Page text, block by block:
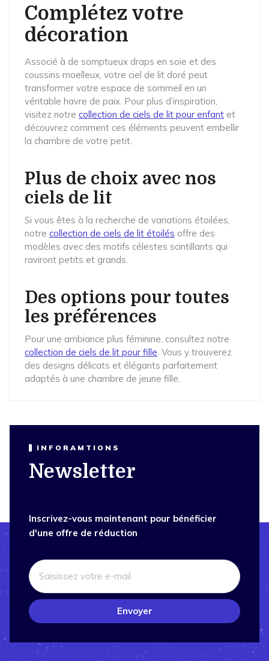
Complétez votre
décoration
Associé à de somptueux draps en soie et des
coussins moelleux, votre ciel de lit doré peut
transformer votre espace de sommeil en un
véritable havre de paix. Pour plus d’inspiration,
visitez notre collection de ciels de lit pour enfant et
découvrez comment ces éléments peuvent embellir
la chambre de votre petit.
Plus de choix avec nos
ciels de lit
Si vous êtes à la recherche de variations étoilées,
notre collection de ciels de lit étoilés offre des
modèles avec des motifs célestes scintillants qui
raviront petits et grands.
Des options pour toutes
les préférences
Pour une ambiance plus féminine, consultez notre
collection de ciels de lit pour fille. Vous y trouverez
des designs délicats et élégants parfaitement
adaptés à une chambre de jeune fille.
INFORAMTIONS
Newsletter
Inscrivez-vous maintenant pour bénéficier
d'une offre de réduction
Envoyer